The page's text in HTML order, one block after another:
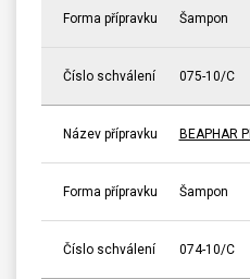
Forma přípravku Šampon
Číslo schválení 075-10/C
Název přípravku BEAPHAR
Forma přípravku Šampon
Číslo schválení 074-10/C